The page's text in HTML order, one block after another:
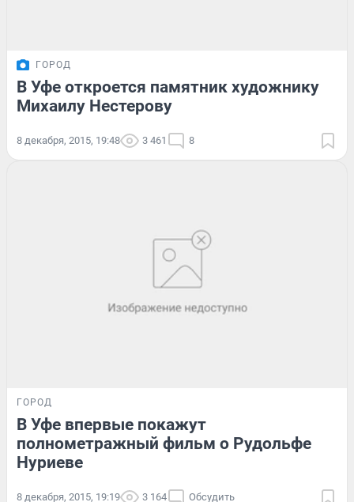
ГОРОД
В Уфе откроется памятник художнику
Михаилу Нестерову
8 декабря, 2015, 19:48 3 461 8
ГОРОД
В Уфе впервые покажут
полнометражный фильм о Рудольфе
Нуриеве
8 декабря, 2015, 19:19 3 164 Обсудить